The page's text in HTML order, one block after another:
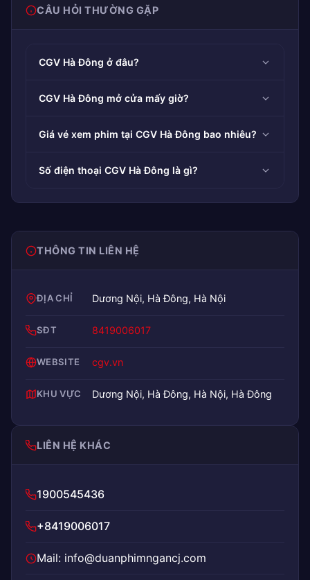
CÂU HỎI THƯỜNG GẶP
CGV Hà Đông ở đâu?
CGV Hà Đông mở cửa mấy giờ?
Giá vé xem phim tại CGV Hà Đông bao nhiêu?
Số điện thoại CGV Hà Đông là gì?
THÔNG TIN LIÊN HỆ
ĐỊA CHỈ Dương Nội, Hà Đông, Hà Nội
SĐT 8419006017
WEBSITE cgv.vn
KHU VỰC Dương Nội, Hà Đông, Hà Nội, Hà Đông
LIÊN HỆ KHÁC
1900545436
+8419006017
Mail: info@duanphimngancj.com